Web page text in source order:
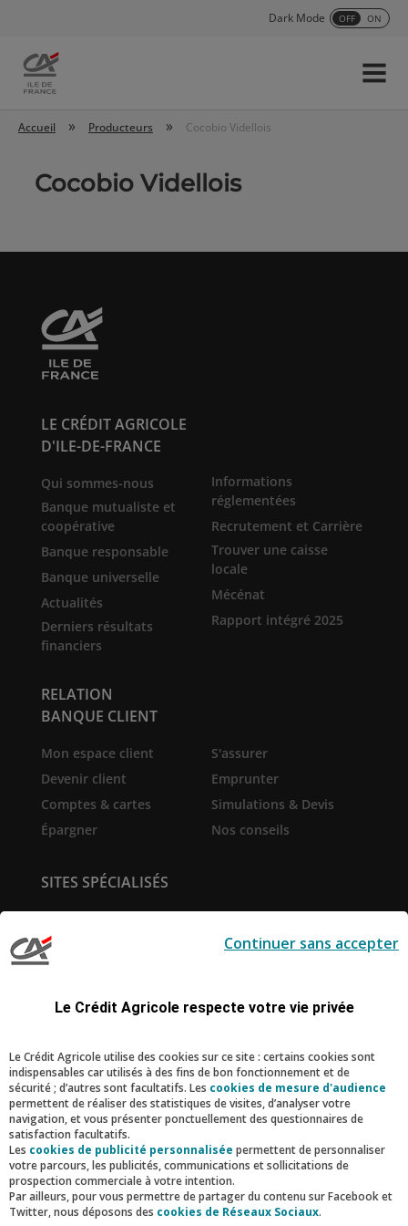
Dark Mode OFF ON
Accueil
Menu
Accueil » Producteurs » Cocobio Videllois
Cocobio Videllois
LE CRÉDIT AGRICOLE
D'ILE-DE-FRANCE
Qui sommes-nous
Banque mutualiste et
coopérative
Banque responsable
Banque universelle
Actualités
Derniers résultats
financiers
Informations
réglementées
Recrutement et Carrière
Trouver une caisse
locale
Mécénat
Rapport intégré 2025
RELATION
BANQUE CLIENT
Mon espace client
Devenir client
Comptes & cartes
Épargner
S'assurer
Emprunter
Simulations & Devis
Nos conseils
SITES SPÉCIALISÉS
Pro-Expert Immo
Création d'entreprise
télésurveillance
Facebook
Instagram
Linkedin
Youtube
Nous contacter
MENTIONS LÉGALES
Le Crédit Agricole respecte votre vie privée
Le Crédit Agricole utilise des cookies sur ce site : certains cookies sont
indispensables car utilisés à des fins de bon fonctionnement et de
sécurité ; d’autres sont facultatifs. Les cookies de mesure d'audience
permettent de réaliser des statistiques de visites, d’analyser votre
navigation, et vous présenter ponctuellement des questionnaires de
satisfaction facultatifs.
Les cookies de publicité personnalisée permettent de personnaliser
votre parcours, les publicités, communications et sollicitations de
prospection commerciale à votre intention.
Par ailleurs, pour vous permettre de partager du contenu sur Facebook et
Twitter, nous déposons des cookies de Réseaux Sociaux.
Continuer sans accepter